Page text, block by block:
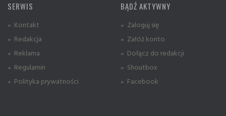
SERWIS
» Kontakt
» Redakcja
» Reklama
» Regulamin
» Polityka prywatności
BĄDŹ AKTYWNY
» Zaloguj się
» Załóż konto
» Dołącz do redakcji
» Shoutbox
» Facebook